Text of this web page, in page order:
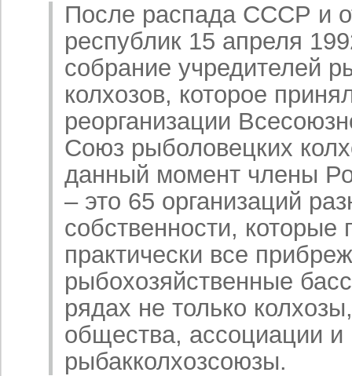
После распада СССР и
республик 15 апреля
собрание учредителей
колхозов, которое
реорганизации
Союз рыболовецких
данный момент члены
– это 65 организаций
собственности, которые
практически все
рыбохозяйственные
рядах не только
общества, ассоциации и
рыбакколхозсоюзы.